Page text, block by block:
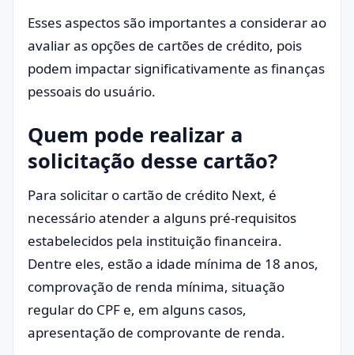
Esses aspectos são importantes a considerar ao
avaliar as opções de cartões de crédito, pois
podem impactar significativamente as finanças
pessoais do usuário.
Quem pode realizar a
solicitação desse cartão?
Para solicitar o cartão de crédito Next, é
necessário atender a alguns pré-requisitos
estabelecidos pela instituição financeira.
Dentre eles, estão a idade mínima de 18 anos,
comprovação de renda mínima, situação
regular do CPF e, em alguns casos,
apresentação de comprovante de renda.